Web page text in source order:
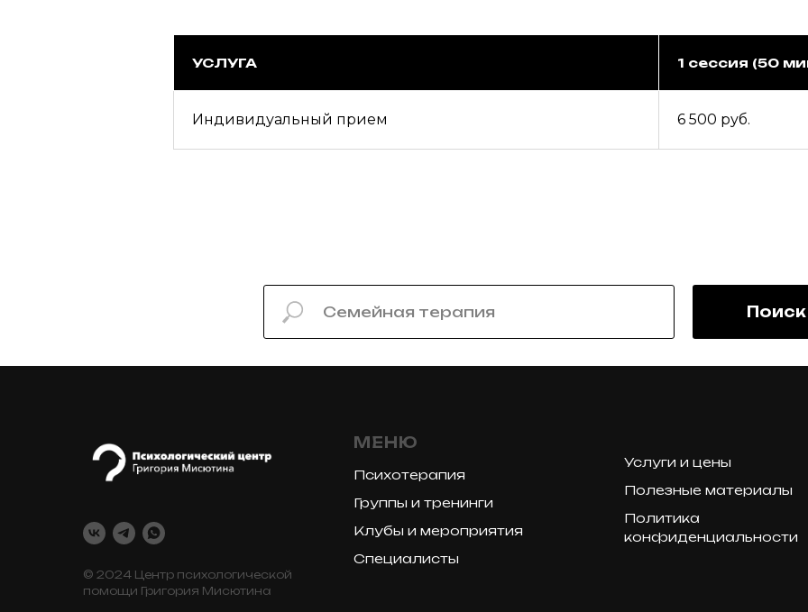
УСЛУГА 1 сессия (50
Индивидуальный прием 6 500 руб.
© 2024 Центр психологической
помощи Григория Мисютина
МЕНЮ
Психотерапия
Группы и тренинги
Клубы и мероприятия
Специалисты
Услуги и цены
Полезные материалы
Политика
конфиденциальности